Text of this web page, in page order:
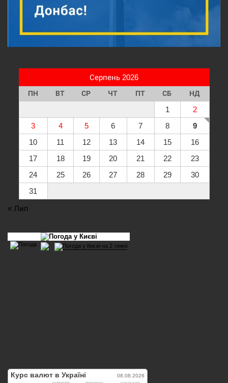
Серпень 2026
ПН ВТ СР ЧТ ПТ СБ НД
1
2
3
4 5 6 7 8
9
10
11 12 13 14 15
16
17
18 19 20 21 22
23
24
25 26 27 28 29
30
31
« Лип